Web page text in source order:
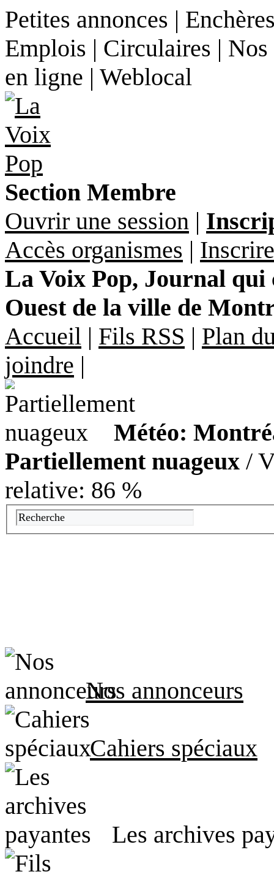
Petites annonces |
Emplois | Circulaires |
en ligne | Weblocal
Section Membre
Ouvrir une session |
Accès organismes |
La Voix Pop, Journal
Ouest de la ville de
Accueil | Fils RSS | Plan
joindre |
Météo:
Partiellement nuageux /
relative: 86 %
Nos annonceurs
Cahiers spéciaux
Les archives